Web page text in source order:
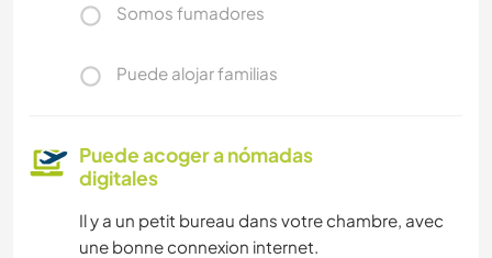
Somos fumadores
Puede alojar familias
Puede acoger a nómadas
digitales
Il y a un petit bureau dans votre chambre, avec
une bonne connexion internet.